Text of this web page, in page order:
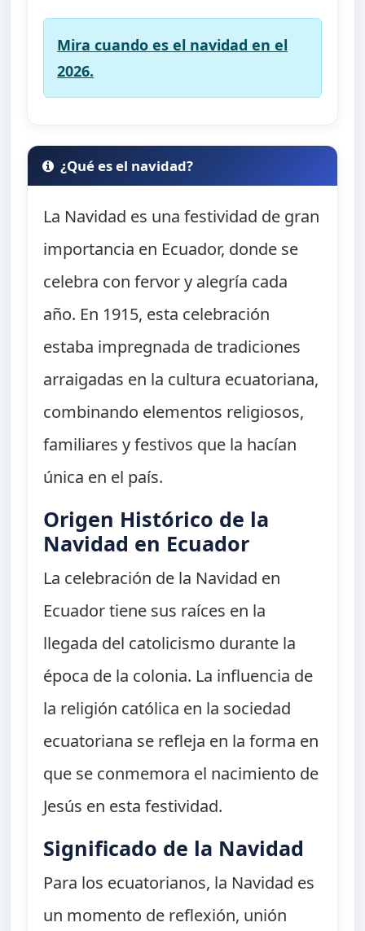
Mira cuando es el navidad en el
2026.
¿Qué es el navidad?
La Navidad es una festividad de gran
importancia en Ecuador, donde se
celebra con fervor y alegría cada
año. En 1915, esta celebración
estaba impregnada de tradiciones
arraigadas en la cultura ecuatoriana,
combinando elementos religiosos,
familiares y festivos que la hacían
única en el país.
Origen Histórico de la
Navidad en Ecuador
La celebración de la Navidad en
Ecuador tiene sus raíces en la
llegada del catolicismo durante la
época de la colonia. La influencia de
la religión católica en la sociedad
ecuatoriana se refleja en la forma en
que se conmemora el nacimiento de
Jesús en esta festividad.
Significado de la Navidad
Para los ecuatorianos, la Navidad es
un momento de reflexión, unión